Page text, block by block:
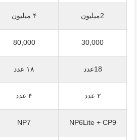
2میلیون ۴ میلیون
30,000
80,000
18عدد ۱۸ عدد
۲ عدد ۴ عدد
NP6Lite + CP9
NP7